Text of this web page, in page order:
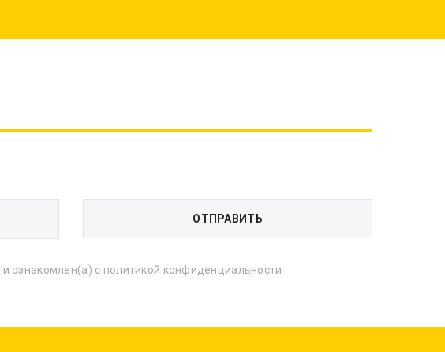
и ознакомлен(а) с политикой конфиденциальности